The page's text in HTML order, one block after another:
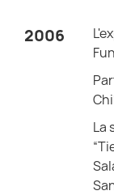
2006
La